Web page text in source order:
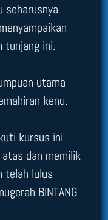
seharusnya
tunjang ini.
utama
kenu.
kursus ini
dan memilik
telah lulus
BINTANG